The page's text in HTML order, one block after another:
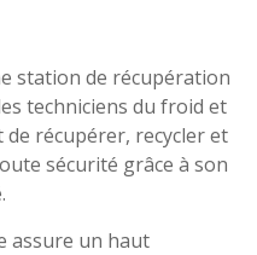
station de récupération
techniciens du froid et
de récupérer, recycler et
sécurité grâce à son
assure un haut